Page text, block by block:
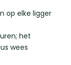
op elke ligger
het
wees